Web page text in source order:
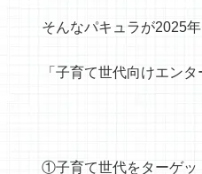
そんなパキュラが2025
「子育て世代向けエンタ
①子育て世代をターゲッ